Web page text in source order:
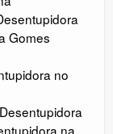
Gomes
no
Desentupidora
na